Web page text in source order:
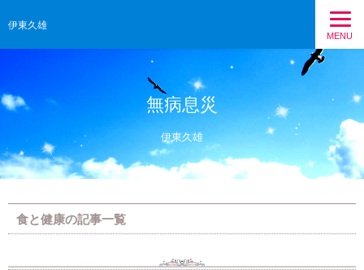
伊東久雄
MENU
無病息災
伊東久雄
食と健康の記事一覧